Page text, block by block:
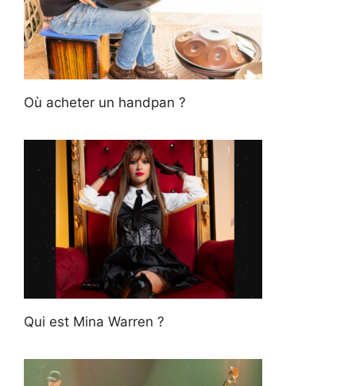
Où acheter un handpan ?
Qui est Mina Warren ?